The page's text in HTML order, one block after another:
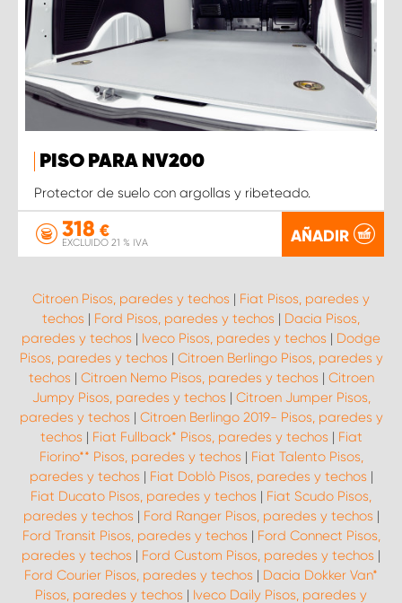
PISO PARA NV200
Protector de suelo con argollas y ribeteado.
318 €
EXCLUIDO 21 % IVA AÑADIR
Citroen Pisos, paredes y techos | Fiat Pisos, paredes y
techos | Ford Pisos, paredes y techos | Dacia Pisos,
paredes y techos | Iveco Pisos, paredes y techos | Dodge
Pisos, paredes y techos | Citroen Berlingo Pisos, paredes y
techos | Citroen Nemo Pisos, paredes y techos | Citroen
Jumpy Pisos, paredes y techos | Citroen Jumper Pisos,
paredes y techos | Citroen Berlingo 2019- Pisos, paredes y
techos | Fiat Fullback* Pisos, paredes y techos | Fiat
Fiorino** Pisos, paredes y techos | Fiat Talento Pisos,
paredes y techos | Fiat Doblò Pisos, paredes y techos |
Fiat Ducato Pisos, paredes y techos | Fiat Scudo Pisos,
paredes y techos | Ford Ranger Pisos, paredes y techos |
Ford Transit Pisos, paredes y techos | Ford Connect Pisos,
paredes y techos | Ford Custom Pisos, paredes y techos |
Ford Courier Pisos, paredes y techos | Dacia Dokker Van*
Pisos, paredes y techos | Iveco Daily Pisos, paredes y